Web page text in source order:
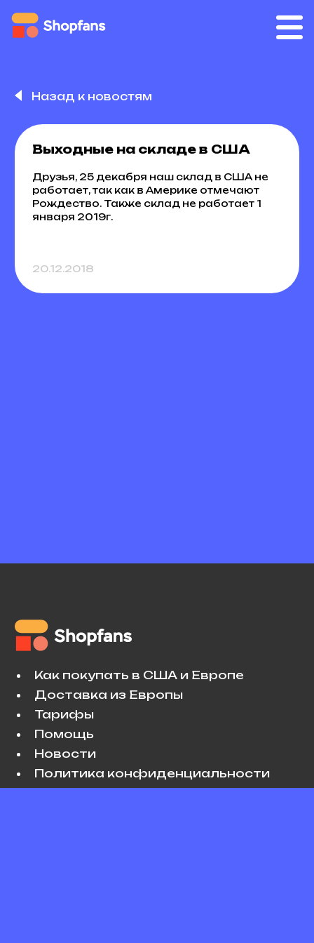
Назад к новостям
Выходные на складе в США
Друзья, 25 декабря наш склад в США не
работает, так как в Америке отмечают
Рождество. Также склад не работает 1
января 2019г.
20.12.2018
Как покупать в США и Европе
Доставка из Европы
Тарифы
Помощь
Новости
Политика конфиденциальности